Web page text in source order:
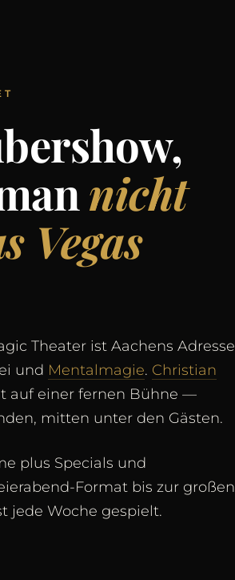
nicht
Vegas
Theater ist Aachens Adresse
und Mentalmagie. Christian
auf einer fernen Bühne —
mitten unter den Gästen.
plus Specials und
Format bis zur großen
jede Woche gespielt.